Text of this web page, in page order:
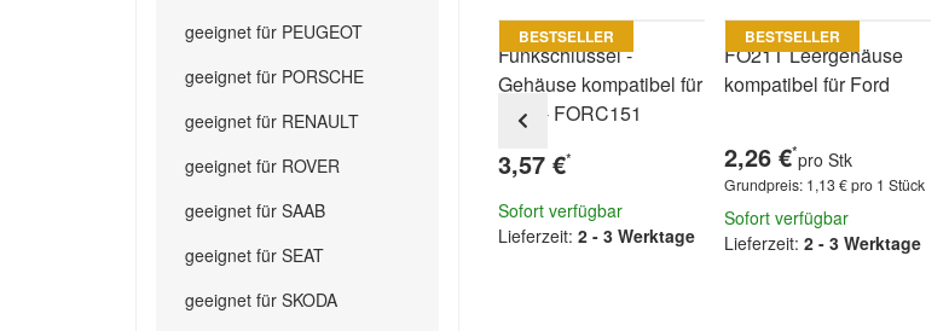
BESTSELLER
Funkschlüssel -
Gehäuse kompatibel für
Ford - FORC151
3,57 €*
Sofort verfügbar
Lieferzeit: 2 - 3 Werktage
BESTSELLER
FO21T Leergehäuse
kompatibel für Ford
2,26 €*pro Stk
Grundpreis: 1,13 € pro 1 Stück
Sofort verfügbar
Lieferzeit: 2 - 3 Werktage
geeignet für PEUGEOT
geeignet für PORSCHE
geeignet für RENAULT
geeignet für ROVER
geeignet für SAAB
geeignet für SEAT
geeignet für SKODA